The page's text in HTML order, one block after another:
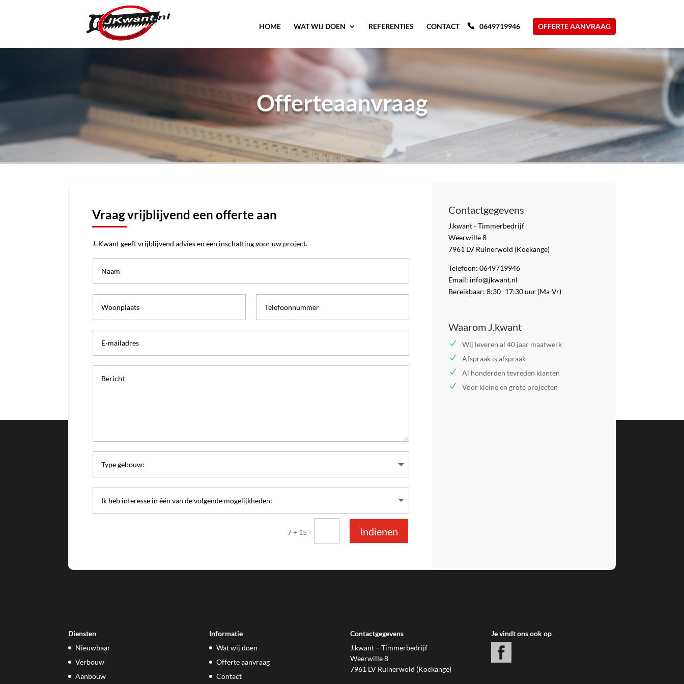
HOME WAT WIJ DOEN REFERENTIES CONTACT 0649719946 OFFERTE AANVRAAG
Offerteaanvraag
Vraag vrijblijvend een offerte aan
J. Kwant geeft vrijblijvend advies en een inschatting voor uw project.
7 + 15 = Indienen
Contactgegevens
J.kwant - Timmerbedrijf
Weerwille 8
7961 LV Ruinerwold (Koekange)
Telefoon: 0649719946
Email: info@jkwant.nl
Bereikbaar: 8:30 -17:30 uur (Ma-Vr)
Waarom J.kwant
Wij leveren al 40 jaar maatwerk
Afspraak is afspraak
Al honderden tevreden klanten
Voor kleine en grote projecten
Diensten
Nieuwbaar
Verbouw
Aanbouw
Informatie
Wat wij doen
Offerte aanvraag
Contact
Contactgegevens
J.kwant – Timmerbedrijf
Weerwille 8
7961 LV Ruinerwold (Koekange)
Je vindt ons ook op